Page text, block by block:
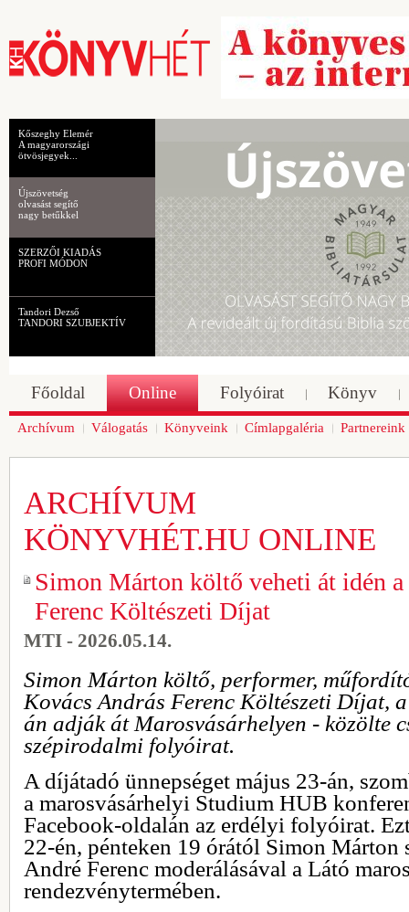
Kőszeghy Elemér
A magyarországi
ötvösjegyek...
Újszövetség
olvasást segítő
nagy betűkkel
SZERZŐI KIADÁS
PROFI MÓDON
Tandori Dezső
TANDORI SZUBJEKTÍV
Főoldal Online Folyóirat Könyv
Archívum Válogatás Könyveink Címlapgaléria Partnereink
ARCHÍVUM
KÖNYVHÉT.HU ONLINE
Simon Márton költő veheti át idén
Ferenc Költészeti Díjat
MTI - 2026.05.14.
Simon Márton költő, performer,
Kovács András Ferenc Költészeti Díjat,
án adják át Marosvásárhelyen - közölte
szépirodalmi folyóirat.
A díjátadó ünnepséget május 23-án,
a marosvásárhelyi Studium HUB
Facebook-oldalán az erdélyi folyóirat.
22-én, pénteken 19 órától Simon Márton
André Ferenc moderálásával a Látó
rendezvénytermében.